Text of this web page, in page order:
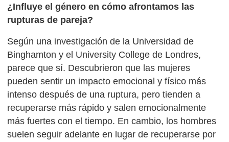
¿Influye el género en cómo afrontamos las
rupturas de pareja?
Según una investigación de la Universidad de
Binghamton y el University College de Londres,
parece que sí. Descubrieron que las mujeres
pueden sentir un impacto emocional y físico más
intenso después de una ruptura, pero tienden a
recuperarse más rápido y salen emocionalmente
más fuertes con el tiempo. En cambio, los hombres
suelen seguir adelante en lugar de recuperarse por